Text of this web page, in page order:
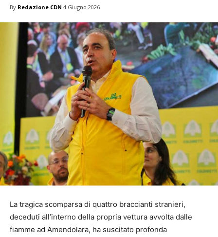
By Redazione CDN 4 Giugno 2026
La tragica scomparsa di quattro braccianti stranieri,
deceduti all’interno della propria vettura avvolta dalle
fiamme ad Amendolara, ha suscitato profonda